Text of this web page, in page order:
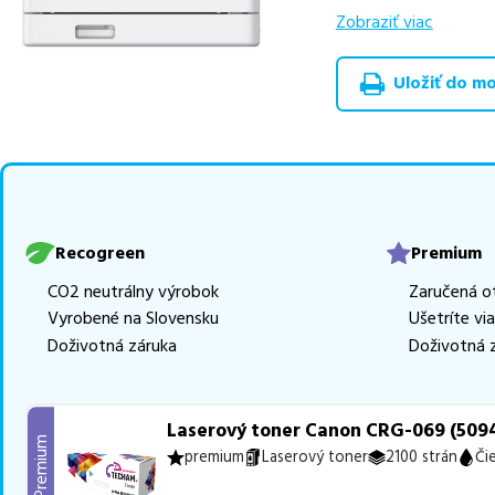
výhodnejšie
Celá táto
produktu nás
Vieme, že pri
15 z nich
Ak si pri výbere nie
najlepšie riešenie.
Zobraziť viac
Uložiť do
Recogreen
CO2 neutrálny výrobok
Vyrobené na Slovensku
Doživotná záruka
Premium
Zaručená
Ušetríte
Doživotná
Premium
Laserový toner Canon CRG-069
premium Laserový toner 2100 strán